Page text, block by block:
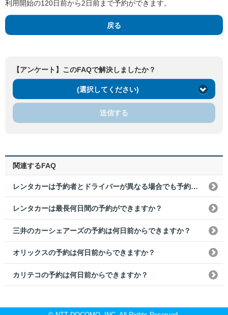
利用開始の120日前から2日前まで予約ができます。
戻る
【アンケート】このFAQで解決しましたか？
(選択してください)
送信する
関連するFAQ
レンタカーは予約者とドライバーが異なる場合でも予約できますか？
レンタカーは最長何日間の予約ができますか？
三井のカーシェアーズの予約は何日前からできますか？
オリックスの予約は何日前からできますか？
カリテコの予約は何日前からできますか？